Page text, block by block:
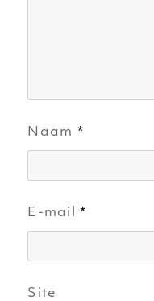
Naam *
E-mail*
Site